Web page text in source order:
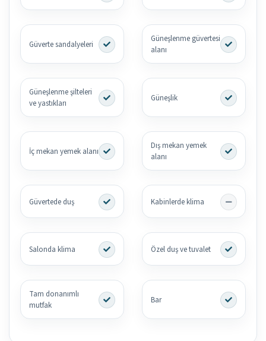
Güverte sandalyeleri
Güneşlenme güvertesi
alanı
Güneşlenme şilteleri
ve yastıkları
Güneşlik
İç mekan yemek alanı
Dış mekan yemek
alanı
Güvertede duş Kabinlerde klima
Salonda klima Özel duş ve tuvalet
Tam donanımlı
mutfak
Bar